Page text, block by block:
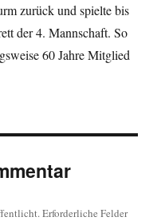
zurück und spielte bis
der 4. Mannschaft. So
60 Jahre Mitglied
Erforderliche Felder